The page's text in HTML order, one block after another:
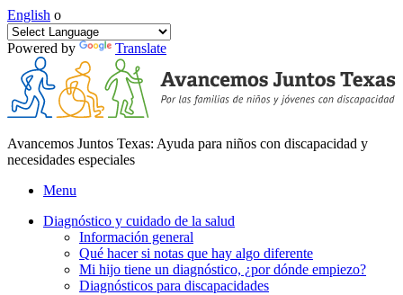
English o
Powered by Translate
Avancemos Juntos Texas: Ayuda para niños con discapacidad y
necesidades especiales
Menu
Diagnóstico y cuidado de la salud
Información general
Qué hacer si notas que hay algo diferente
Mi hijo tiene un diagnóstico, ¿por dónde empiezo?
Diagnósticos para discapacidades